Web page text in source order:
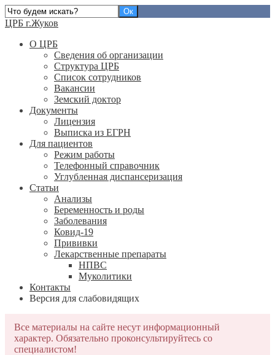
ЦРБ г.Жуков
О ЦРБ
Сведения об организации
Структура ЦРБ
Список сотрудников
Вакансии
Земский доктор
Документы
Лицензия
Выписка из ЕГРН
Для пациентов
Режим работы
Телефонный справочник
Углубленная диспансеризация
Статьи
Анализы
Беременность и роды
Заболевания
Ковид-19
Прививки
Лекарственные препараты
НПВС
Муколитики
Контакты
Версия для слабовидящих
Все материалы на сайте несут информационный
характер. Обязательно проконсультируйтесь со
специалистом!